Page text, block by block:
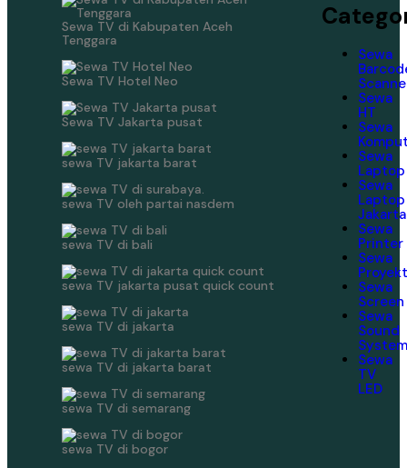
Sewa TV di Kabupaten Aceh
Tenggara
Sewa TV Hotel Neo
Sewa TV Jakarta pusat
sewa TV jakarta barat
sewa TV oleh partai nasdem
sewa TV di bali
sewa TV jakarta pusat quick count
sewa TV di jakarta
sewa TV di jakarta barat
sewa TV di semarang
sewa TV di bogor
Sewa
Sewa
HT
Sewa
Sewa
Laptop
Sewa
Laptop
Jakarta
Sewa
Printer
Sewa
Sewa
Screen
Sewa
Sound
System
Sewa
TV
LED